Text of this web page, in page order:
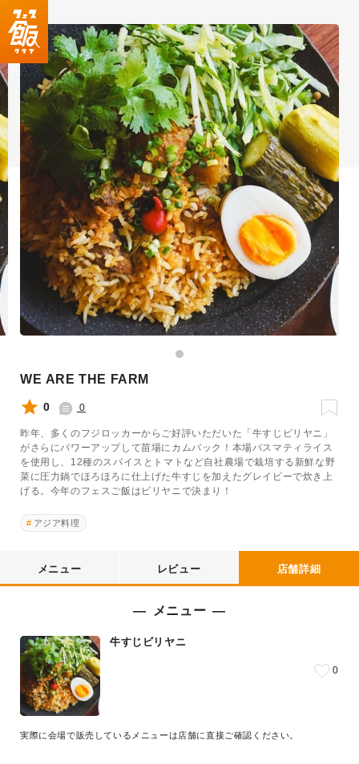
WE ARE THE FARM
0 0
昨年、多くのフジロッカーからご好評いただいた「牛すじビリヤニ」
がさらにパワーアップして苗場にカムバック！本場バスマティライス
を使用し、12種のスパイスとトマトなど自社農場で栽培する新鮮な野
菜に圧力鍋でほろほろに仕上げた牛すじを加えたグレイビーで炊き上
げる。今年のフェスご飯はビリヤニで決まり！
アジア料理
メニュー レビュー 店舗詳細
メニュー
牛すじビリヤニ
0
実際に会場で販売しているメニューは店舗に直接ご確認ください。